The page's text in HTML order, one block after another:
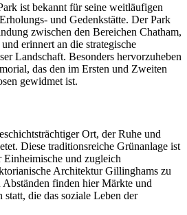
ist bekannt für seine weitläufigen
und Gedenkstätte. Der Park
zwischen den Bereichen Chatham,
erinnert an die strategische
Landschaft. Besonders hervorzuheben
das den im Ersten und Zweiten
gewidmet ist.
Ort, der Ruhe und
Diese traditionsreiche Grünanlage ist
und zugleich
Architektur Gillinghams zu
finden hier Märkte und
die das soziale Leben der